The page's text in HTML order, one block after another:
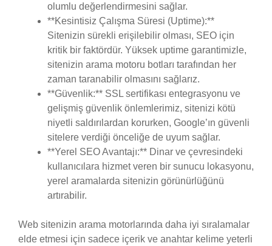
olumlu değerlendirmesini sağlar.
**Kesintisiz Çalışma Süresi (Uptime):**
Sitenizin sürekli erişilebilir olması, SEO için
kritik bir faktördür. Yüksek uptime garantimizle,
sitenizin arama motoru botları tarafından her
zaman taranabilir olmasını sağlarız.
**Güvenlik:** SSL sertifikası entegrasyonu ve
gelişmiş güvenlik önlemlerimiz, sitenizi kötü
niyetli saldırılardan korurken, Google’ın güvenli
sitelere verdiği önceliğe de uyum sağlar.
**Yerel SEO Avantajı:** Dinar ve çevresindeki
kullanıcılara hizmet veren bir sunucu lokasyonu,
yerel aramalarda sitenizin görünürlüğünü
artırabilir.
Web sitenizin arama motorlarında daha iyi sıralamalar
elde etmesi için sadece içerik ve anahtar kelime yeterli